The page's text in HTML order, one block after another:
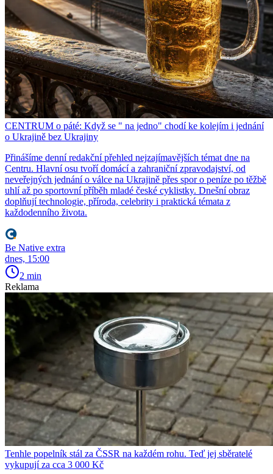
CENTRUM o páté: Když se " na jedno" chodí ke kolejím i jednání
o Ukrajině bez Ukrajiny
Přinášíme denní redakční přehled nejzajímavějších témat dne na
Centru. Hlavní osu tvoří domácí a zahraniční zpravodajství, od
neveřejných jednání o válce na Ukrajině přes spor o peníze po těžbě
uhlí až po sportovní příběh mladé české cyklistky. Dnešní obraz
doplňují technologie, příroda, celebrity i praktická témata z
každodenního života.
Be Native extra
dnes, 15:00
2 min
Reklama
Tenhle popelník stál za ČSSR na každém rohu. Teď jej sběratelé
vykupují za cca 3 000 Kč